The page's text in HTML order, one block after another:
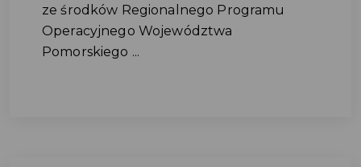
ze środków Regionalnego Programu
Operacyjnego Województwa
Pomorskiego ...